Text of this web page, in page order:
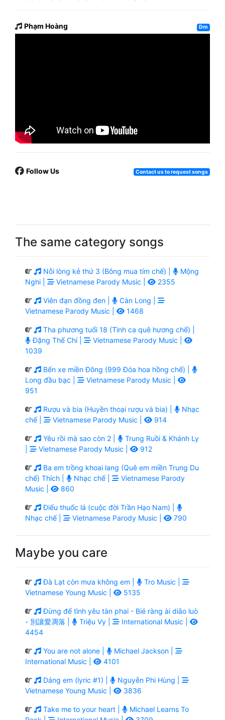
Phạm Hoàng Dm
Follow Us Contact us to request songs
The same category songs
Nỗi lòng kẻ thứ 3 (Bông mua tím chế) |
Mộng
Nghi |
Vietnamese Parody Music | 2355
Viên đạn đồng đen |
Càn Long |
Vietnamese Parody Music |
1468
Tha phương tuổi 18 (Tình ca quê hương chế) |
Đặng Thế Chí |
Vietnamese Parody Music |
1039
Bến xe miền Đông (999 Đóa hoa hồng chế) |
Long đầu bạc |
Vietnamese Parody Music |
951
Rượu và bia (Huyền thoại rượu và bia) |
Nhạc
chế |
Vietnamese Parody Music | 914
Yêu rồi mà sao còn 2 |
Trung Ruồi & Khánh Ly
Vietnamese Parody Music | 912
Ba em trồng khoai lang (Quê em miền Trung Du
chế) Thích |
Nhạc chế |
Vietnamese Parody
Music |
860
Điếu thuốc lá (cuộc đời Trần Hạo Nam) |
Nhạc chế |
Vietnamese Parody Music | 790
Maybe you care
Đà Lạt còn mưa không em |
Tro Music |
Vietnamese Young Music |
5135
Đừng để tình yêu tàn phai - Bié ràng ài diāo luò
- 別讓愛凋落 |
Triệu Vy |
International Music |
4454
You are not alone |
Michael Jackson |
International Music |
4101
Dáng em (lyric #1) |
Nguyễn Phi Hùng |
Vietnamese Young Music |
3836
Take me to your heart |
Michael Learns To